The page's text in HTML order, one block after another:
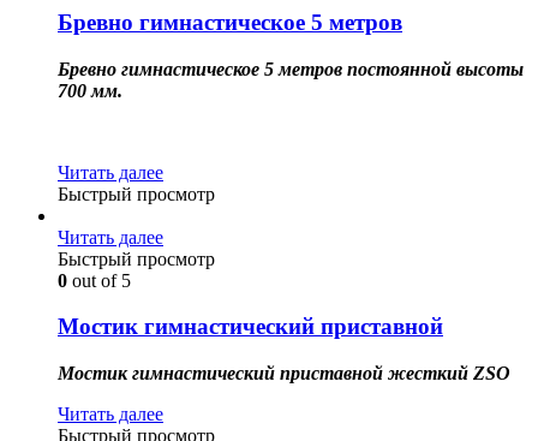
Бревно гимнастическое 5 метров
Бревно гимнастическое 5 метров постоянной высоты
700 мм.
Читать далее
Быстрый просмотр
Читать далее
Быстрый просмотр
0 out of 5
Мостик гимнастический приставной
Мостик гимнастический приставной жесткий ZSO
Читать далее
Быстрый просмотр